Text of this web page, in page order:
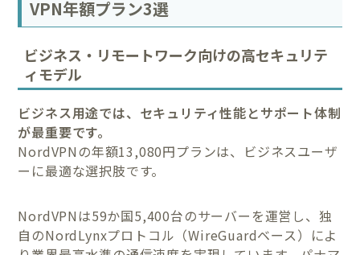
VPN年額プラン3選
ビジネス・リモートワーク向けの高セキュリテ
ィモデル
ビジネス用途では、セキュリティ性能とサポート体制
が最重要です。
NordVPNの年額13,080円プランは、ビジネスユーザ
ーに最適な選択肢です。
NordVPNは59か国5,400台のサーバーを運営し、独
自のNordLynxプロトコル（WireGuardベース）によ